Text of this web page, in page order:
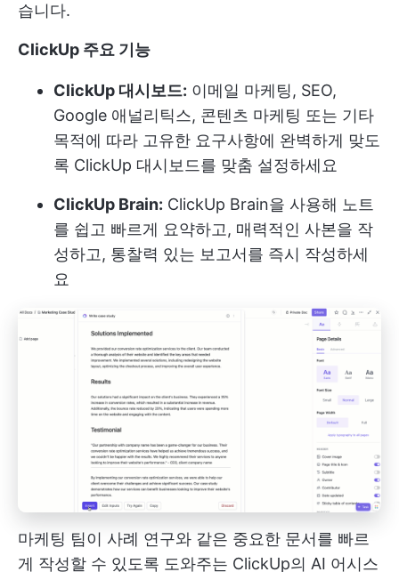
습니다.
ClickUp 주요 기능
ClickUp 대시보드: 이메일 마케팅, SEO,
Google 애널리틱스, 콘텐츠 마케팅 또는 기타
목적에 따라 고유한 요구사항에 완벽하게 맞도
록 ClickUp 대시보드를 맞춤 설정하세요
ClickUp Brain: ClickUp Brain을 사용해 노트
를 쉽고 빠르게 요약하고, 매력적인 사본을 작
성하고, 통찰력 있는 보고서를 즉시 작성하세
요
마케팅 팀이 사례 연구와 같은 중요한 문서를 빠르
게 작성할 수 있도록 도와주는 ClickUp의 AI 어시스